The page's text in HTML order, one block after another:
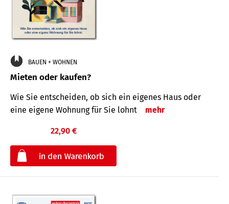
BAUEN + WOHNEN
Mieten oder kaufen?
Wie Sie entscheiden, ob sich ein eigenes Haus oder
eine eigene Wohnung für Sie lohnt
mehr
22,90 €